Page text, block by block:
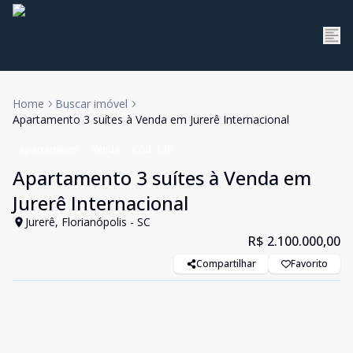
Home
Buscar imóvel
Apartamento 3 suítes à Venda em Jurerê Internacional
Apartamento 3 suítes à Venda em
Jurerê Internacional
Jurerê, Florianópolis - SC
R$ 2.100.000,00
Compartilhar Favorito